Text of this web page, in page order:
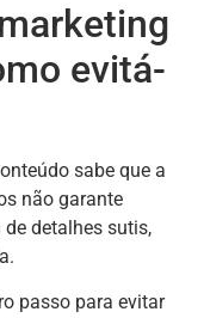
evitá-
sabe que a
não garante
detalhes sutis,
passo para evitar